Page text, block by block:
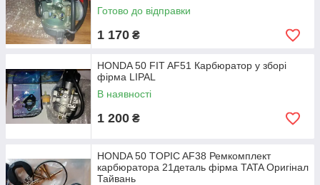
Готово до відправки
1 170 ₴
HONDA 50 FIT AF51 Карбюратор у зборі
фірма LIPAL
В наявності
1 200 ₴
HONDA 50 TOPIC AF38 Ремкомплект
карбюратора 21деталь фірма TATA Оригінал
Тайвань